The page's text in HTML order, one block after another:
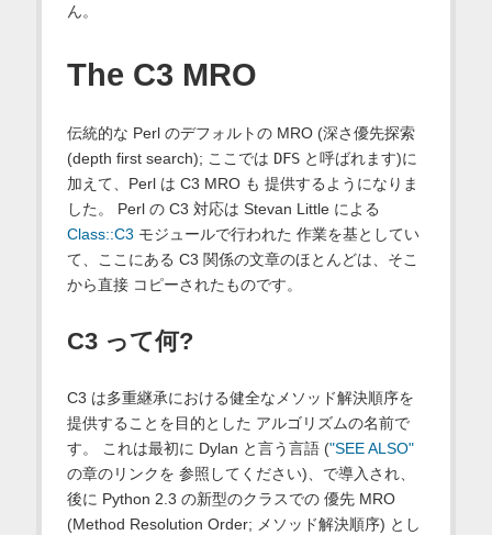
ん。
The C3 MRO
伝統的な Perl のデフォルトの MRO (深さ優先探索
(depth first search); ここでは DFSと呼ばれます)に
加えて、Perl は C3 MRO も 提供するようになりま
した。 Perl の C3 対応は Stevan Little による
Class::C3 モジュールで行われた 作業を基としてい
て、ここにある C3 関係の文章のほとんどは、そこ
から直接 コピーされたものです。
C3 って何?
C3 は多重継承における健全なメソッド解決順序を
提供することを目的とした アルゴリズムの名前で
す。 これは最初に Dylan と言う言語 ("SEE ALSO"
の章のリンクを 参照してください)、で導入され、
後に Python 2.3 の新型のクラスでの 優先 MRO
(Method Resolution Order; メソッド解決順序) とし